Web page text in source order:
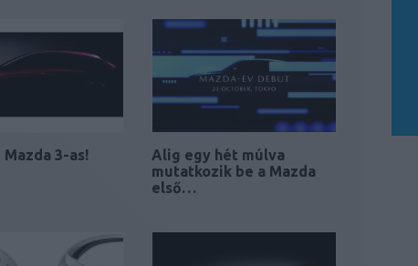
3-as!
Alig egy hét múlva
mutatkozik be a Mazda
első…